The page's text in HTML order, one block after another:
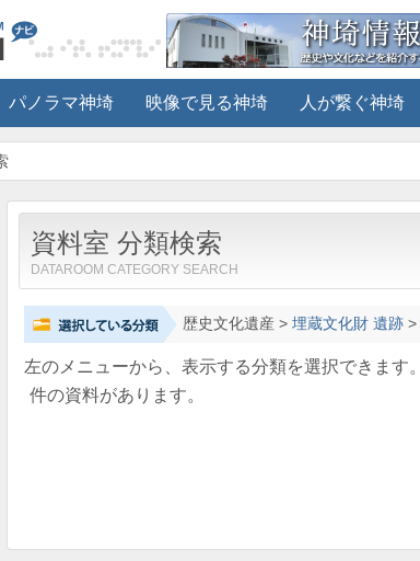
パノラマ神埼 映像で見る神埼 人が繋ぐ神埼
資料室 分類検索
DATAROOM CATEGORY SEARCH
歴史文化遺産> 埋蔵文化財 遺跡>
左のメニューから、表示する分類を選択できます。
件の資料があります。